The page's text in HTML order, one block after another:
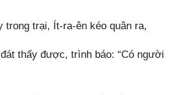
trại, Ít-ra-ên kéo quân ra,
thấy được, trình báo: “Có người